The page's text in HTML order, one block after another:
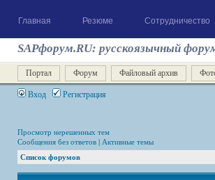
Главная Резюме Сотрудничество
SAPфорум.RU: русскоязычный
Портал Форум Файловый архив
Вход Регистрация
Просмотр нерешенных тем
Сообщения без ответов | Активные темы
Список форумов